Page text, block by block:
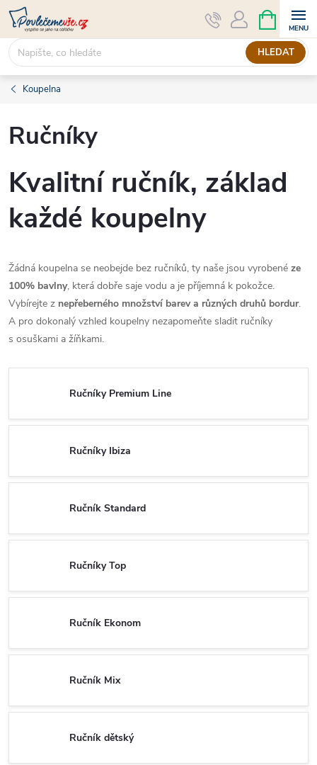
Přejít
obsah
HLEDAT
NÁKUPNÍ
KOŠÍK
Koupelna
Ručníky
Kvalitní ručník, základ
každé koupelny
Žádná koupelna se neobejde bez ručníků, ty naše jsou vyrobené ze
100% bavlny, která dobře saje vodu a je příjemná k pokožce.
Vybírejte z nepřeberného množství barev a různých druhů bordur.
A pro dokonalý vzhled koupelny nezapomeňte sladit ručníky
s osuškami a žíňkami.
Ručníky Premium Line
Ručníky Ibiza
Ručník Standard
Ručníky Top
Ručník Ekonom
Ručník Mix
Ručník dětský